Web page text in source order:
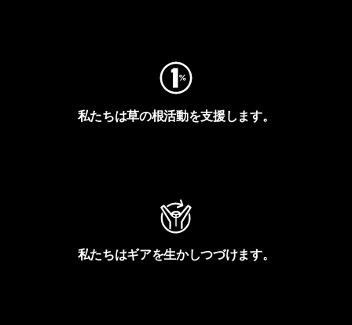
私たちは草の根活動を支援します。
私たちはギアを生かしつづけます。